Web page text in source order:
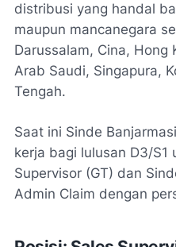
distribusi yang handal
maupun mancanegara
Darussalam, Cina, Hong
Arab Saudi, Singapura,
Tengah.
Saat ini Sinde
kerja bagi lulusan D3/S1
Supervisor (GT) dan
Admin Claim dengan